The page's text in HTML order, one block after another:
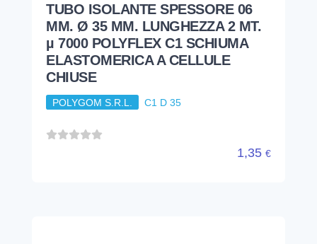
TUBO ISOLANTE SPESSORE 06
MM. Ø 35 MM. LUNGHEZZA 2 MT.
µ 7000 POLYFLEX C1 SCHIUMA
ELASTOMERICA A CELLULE
CHIUSE
POLYGOM S.R.L. C1 D 35
1,35 €